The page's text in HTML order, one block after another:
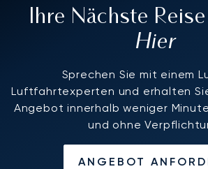
Ihre Nächste
Hier
Sprechen Sie mit einem
Luftfahrtexperten und erhalten
Angebot innerhalb weniger
und ohne
ANGEBOT